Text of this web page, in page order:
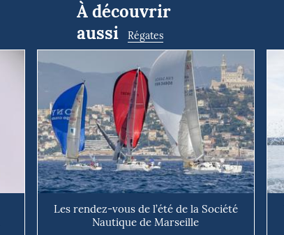
À découvrir
aussi
Régates
Les rendez-vous de l’été de la Société
Nautique de Marseille